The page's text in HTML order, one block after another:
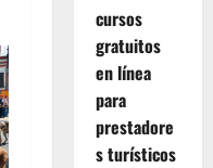
cursos
gratuitos
en línea
para
prestadore
s turísticos